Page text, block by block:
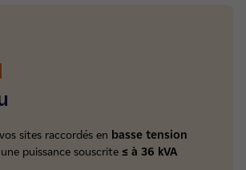
sites raccordés en basse tension
puissance souscrite ≤ à 36 kVA